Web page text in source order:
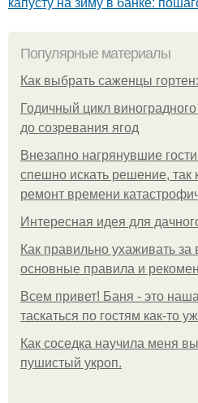
Популярные материалы
Как выбрать саженцы
Годичный цикл
до созревания ягод
Внезапно нагрянувшие
спешно искать решение, так
ремонт времени
Интересная идея для
Как правильно ухаживать
основные правила и
Всем привет! Баня - это
таскаться по гостям как-то
Как соседка научила меня
пушистый укроп.